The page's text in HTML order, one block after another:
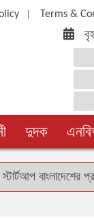
| Terms &
দুদক
বাংলাদেশের